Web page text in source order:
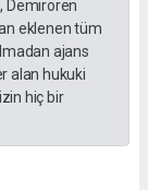
Demirören
eklenen tüm
ajans
alan hukuki
hiç bir